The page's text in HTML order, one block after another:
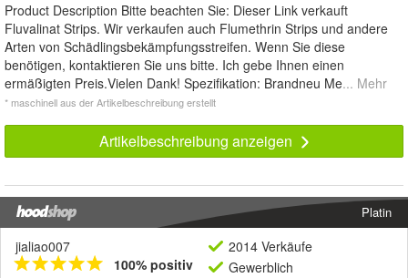
Product Description Bitte beachten Sie: Dieser Link verkauft
Fluvalinat Strips. Wir verkaufen auch Flumethrin Strips und andere
Arten von Schädlingsbekämpfungsstreifen. Wenn Sie diese
benötigen, kontaktieren Sie uns bitte. Ich gebe Ihnen einen
ermäßigten Preis.Vielen Dank! Spezifikation: Brandneu Me... Mehr
* maschinell aus der Artikelbeschreibung erstellt
Artikelbeschreibung anzeigen
Platin
jialiao007
100% positiv
2014 Verkäufe
Gewerblich